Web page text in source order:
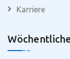
Karriere